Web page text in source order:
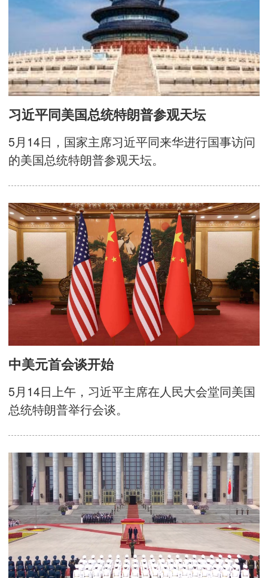
习近平同美国总统特朗普参观天坛
5月14日，国家主席习近平同来华进行国事访问
的美国总统特朗普参观天坛。
中美元首会谈开始
5月14日上午，习近平主席在人民大会堂同美国
总统特朗普举行会谈。